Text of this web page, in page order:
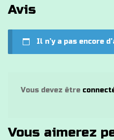
Avis
Il n’y a pas encore
Vous devez être
Vous aimerez